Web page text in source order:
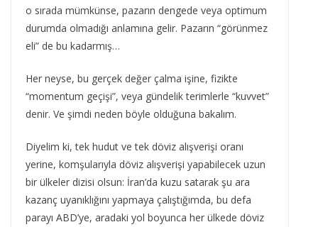
o sırada mümkünse, pazarın dengede veya optimum
durumda olmadığı anlamına gelir. Pazarın “görünmez
eli” de bu kadarmış…
Her neyse, bu gerçek değer çalma işine, fizikte
“momentum geçişi”, veya gündelik terimlerle “kuvvet”
denir. Ve şimdi neden böyle olduğuna bakalım.
Diyelim ki, tek hudut ve tek döviz alışverişi oranı
yerine, komşularıyla döviz alışverişi yapabilecek uzun
bir ülkeler dizisi olsun: İran’da kuzu satarak şu ara
kazanç uyanıklığını yapmaya çalıştığımda, bu defa
parayı ABD’ye, aradaki yol boyunca her ülkede döviz